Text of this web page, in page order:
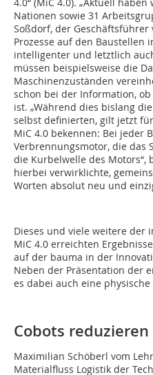
Nationen sowie 31
Soßdorf, der Geschäftsführer
Prozesse auf den Baustellen
intelligenter und letztlich
müssen beispielsweise die
Maschinenzuständen
schon bei der Information,
ist. „Während dies bislang
selbst definierten, gilt jetzt
MiC 4.0 bekennen: Bei jeder
Verbrennungsmotor, die das
die Kurbelwelle des Motors“,
hierbei verwirklichte,
Worten absolut neu und
Dieses und viele weitere der
MiC 4.0 erreichten
auf der bauma in der
Neben der Präsentation der
es dabei auch eine
Cobots
Maximilian Schöberl vom
Materialfluss Logistik der